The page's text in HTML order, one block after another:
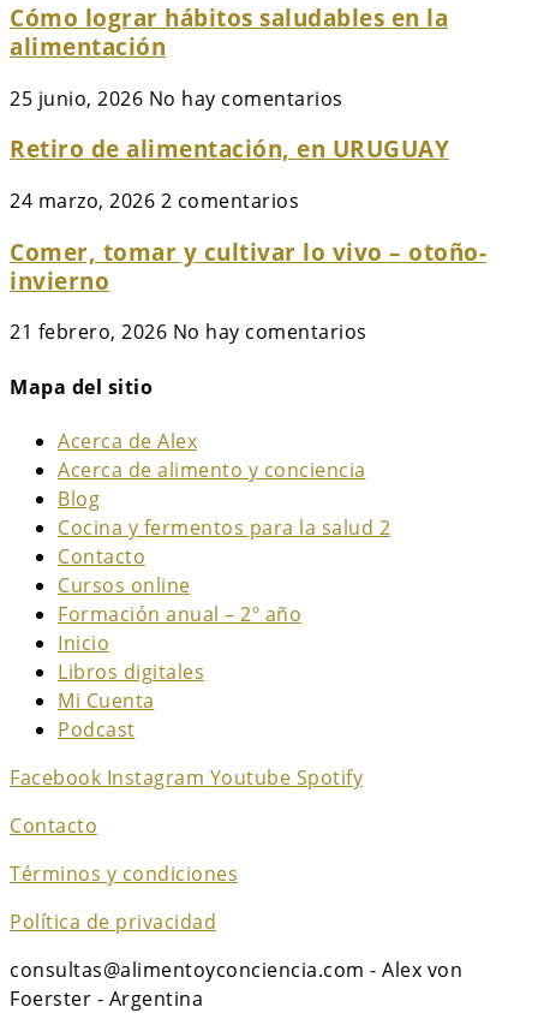
Cómo lograr hábitos saludables en la
alimentación
25 junio, 2026 No hay comentarios
Retiro de alimentación, en URUGUAY
24 marzo, 2026 2 comentarios
Comer, tomar y cultivar lo vivo – otoño-
invierno
21 febrero, 2026 No hay comentarios
Mapa del sitio
Acerca de Alex
Acerca de alimento y conciencia
Blog
Cocina y fermentos para la salud 2
Contacto
Cursos online
Formación anual – 2º año
Inicio
Libros digitales
Mi Cuenta
Podcast
Facebook Instagram Youtube Spotify
Contacto
Términos y condiciones
Política de privacidad
consultas@alimentoyconciencia.com - Alex von
Foerster - Argentina